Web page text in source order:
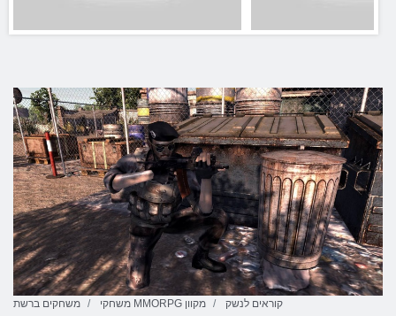
משחקים ברשת משחקי MMORPG מקוון קוראים לנשק